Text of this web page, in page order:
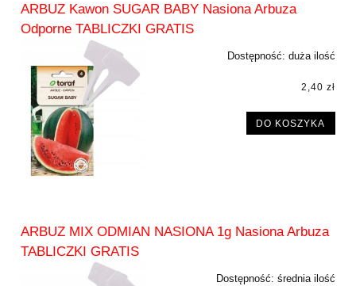
ARBUZ Kawon SUGAR BABY Nasiona Arbuza
Odporne TABLICZKI GRATIS
Dostępność: duża ilość
2,40 zł
DO KOSZYKA
ARBUZ MIX ODMIAN NASIONA 1g Nasiona Arbuza
TABLICZKI GRATIS
Dostępność: średnia ilość